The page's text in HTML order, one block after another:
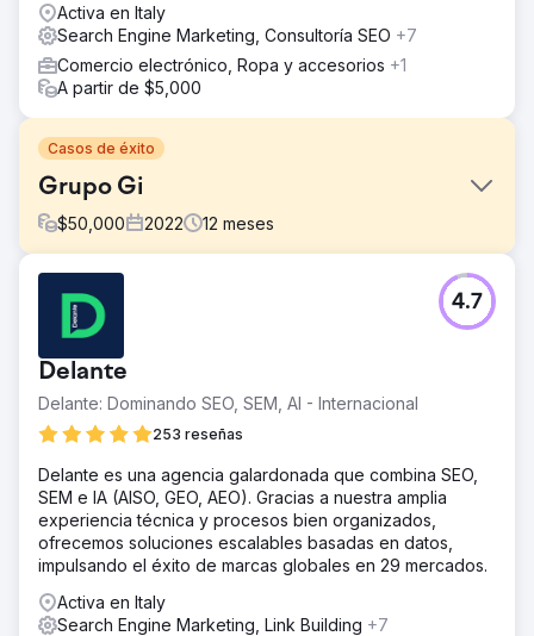
Activa en Italy
Search Engine Marketing, Consultoría SEO +7
Comercio electrónico, Ropa y accesorios +1
A partir de $5,000
Casos de éxito
Grupo Gi
$50,000 2022 12 meses
Mejore la clasificación y el tráfico orgánico para aumentar
la cantidad de clientes potenciales (solicitudes y
registros) con CPL más bajos. Mejorar la clasificación
para búsquedas informativas relacionadas con el empleo.
Fortalecer la visibilidad en Google Jobs. Consolidar
presencia en SERPs para todas las consultas
relacionadas con búsquedas geolocales.
La solución
Logramos mejorar la clasificación orgánica y de Google
Jobs a través de la nueva arquitectura SEO. Aceleramos
el proceso de indexación y aumentamos la probabilidad
de aparición diaria en Google Jobs. El contenido
informativo permitió a Gi Group presidir las búsquedas
informativas y aumentar el tráfico orgánico.
Delante
Delante: Dominando SEO, SEM, AI - Internacional
253 reseñas
4.7
Delante es una agencia galardonada que combina SEO,
SEM e IA (AISO, GEO, AEO). Gracias a nuestra amplia
experiencia técnica y procesos bien organizados,
ofrecemos soluciones escalables basadas en datos,
impulsando el éxito de marcas globales en 29 mercados.
Activa en Italy
Search Engine Marketing, Link Building +7